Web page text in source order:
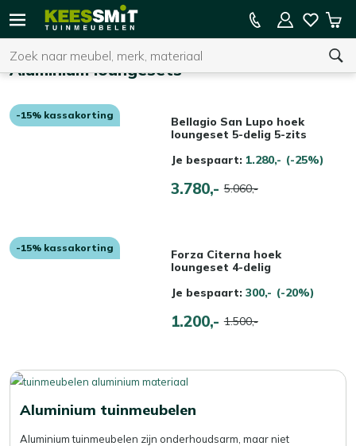
Kees
Tuinmeubelen
Zoeken
U heeft geen product(en) in uw winkelwagen.
15% kassakorting op de hele collectie
Aluminium loungesets
-15% kassakorting
Bellagio San Lupo hoek
loungeset 5-delig 5-zits
Je bespaart: 1.280,- (-25%)
3.780,- 5.060,-
-15% kassakorting
Forza Citerna hoek
loungeset 4-delig
Je bespaart: 300,- (-20%)
1.200,- 1.500,-
Aluminium tuinmeubelen
Aluminium tuinmeubelen zijn onderhoudsarm, maar niet